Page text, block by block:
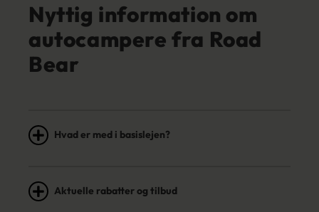
Nyttig information om
autocampere fra Road
Bear
Hvad er med i basislejen?
Aktuelle rabatter og tilbud